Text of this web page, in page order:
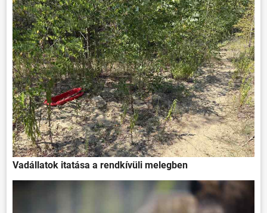
ÖNKORMÁNYZAT
ÜGYINTÉZÉS
KÖZÖSSÉG
HÍREK
VÁLASZTÁSOK
Vadállatok itatása a rendkívüli melegben